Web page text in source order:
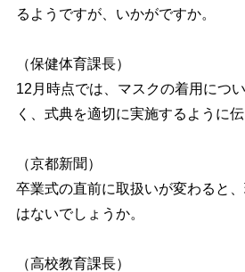
るようですが、いかがですか。
（保健体育課長）
12月時点では、マスクの着用につ
く、式典を適切に実施するように伝
（京都新聞）
卒業式の直前に取扱いが変わると
はないでしょうか。
（高校教育課長）